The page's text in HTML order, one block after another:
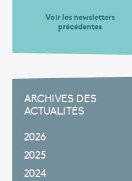
Voir les newsletters
précédentes
ARCHIVES DES
ACTUALITÉS
2026
2025
2024